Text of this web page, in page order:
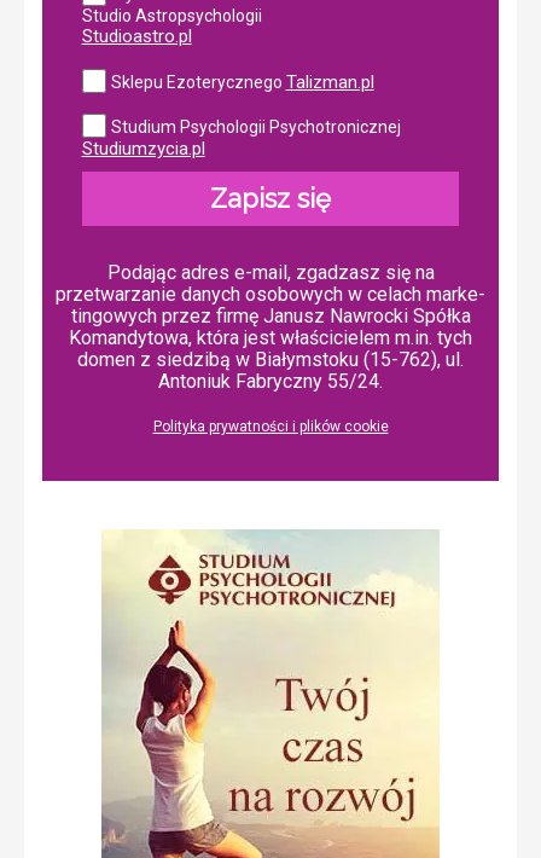
Studio Astropsychologii
Studioastro.pl
Sklepu Ezoterycznego Talizman.pl
Studium Psychologii Psychotronicznej
Studiumzycia.pl
Zapisz się
Podając adres e-mail, zgadzasz się na
przetwarzanie danych osobowych w ce­lach mar­ke­
tin­go­wych przez firmę Janusz Nawrocki Spółka
Komandytowa, która jest właścicielem m.in. tych
domen z siedzibą w Białymstoku (15-762), ul.
Antoniuk Fabryczny 55/24.
Polityka prywatności i plików cookie